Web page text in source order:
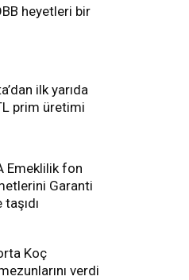
heyetleri bir
ilk yarıda
prim üretimi
Emeklilik fon
Garanti
taşıdı
Koç
verdi